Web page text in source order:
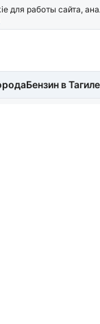
для работы сайта,
Бензин в